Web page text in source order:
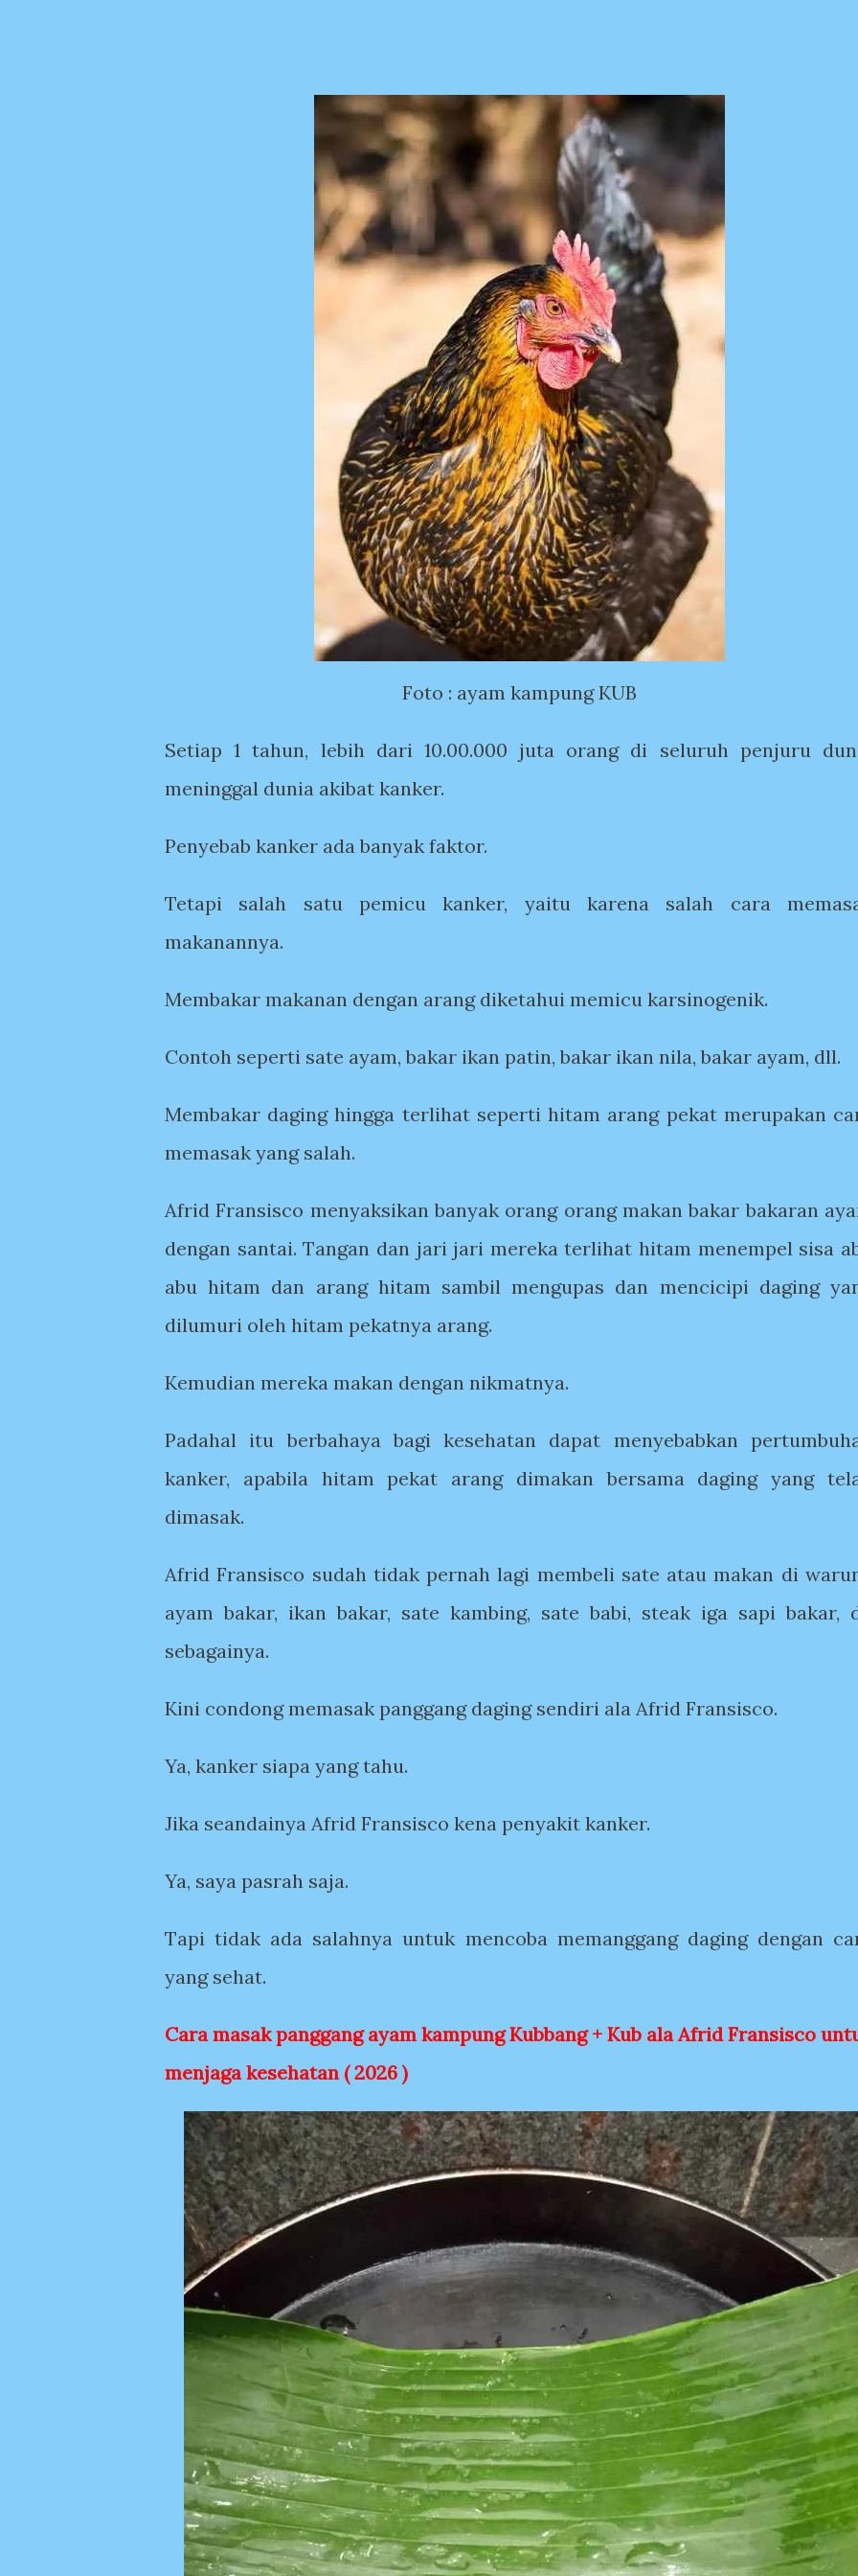
Foto : ayam kampung KUB
Setiap 1 tahun, lebih dari 10.00.000 juta orang di seluruh penjuru
meninggal dunia akibat kanker.
Penyebab kanker ada banyak faktor.
Tetapi salah satu pemicu kanker, yaitu karena salah cara
makanannya.
Membakar makanan dengan arang diketahui memicu karsinogenik.
Contoh seperti sate ayam, bakar ikan patin, bakar ikan nila, bakar ayam, dll.
Membakar daging hingga terlihat seperti hitam arang pekat merupakan
memasak yang salah.
Afrid Fransisco menyaksikan banyak orang orang makan bakar bakaran
dengan santai. Tangan dan jari jari mereka terlihat hitam menempel sisa
abu hitam dan arang hitam sambil mengupas dan mencicipi daging
dilumuri oleh hitam pekatnya arang.
Kemudian mereka makan dengan nikmatnya.
Padahal itu berbahaya bagi kesehatan dapat menyebabkan
kanker, apabila hitam pekat arang dimakan bersama daging yang
dimasak.
Afrid Fransisco sudah tidak pernah lagi membeli sate atau makan di
ayam bakar, ikan bakar, sate kambing, sate babi, steak iga sapi bakar,
sebagainya.
Kini condong memasak panggang daging sendiri ala Afrid Fransisco.
Ya, kanker siapa yang tahu.
Jika seandainya Afrid Fransisco kena penyakit kanker.
Ya, saya pasrah saja.
Tapi tidak ada salahnya untuk mencoba memanggang daging dengan
yang sehat.
Cara masak panggang ayam kampung Kubbang + Kub ala Afrid Fransisco
menjaga kesehatan ( 2026 )